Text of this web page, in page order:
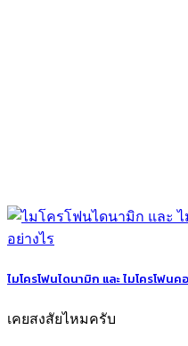
ไมโครโฟนไดนามิก และ ไมโครโฟน
เคยสงสัยไหมครับ